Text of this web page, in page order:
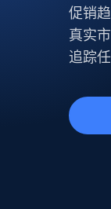
促销
真实
追踪